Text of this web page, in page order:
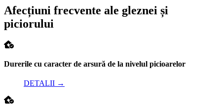
Afecțiuni frecvente ale gleznei și
piciorului
Durerile cu caracter de arsură de la nivelul picioarelor
DETALII →